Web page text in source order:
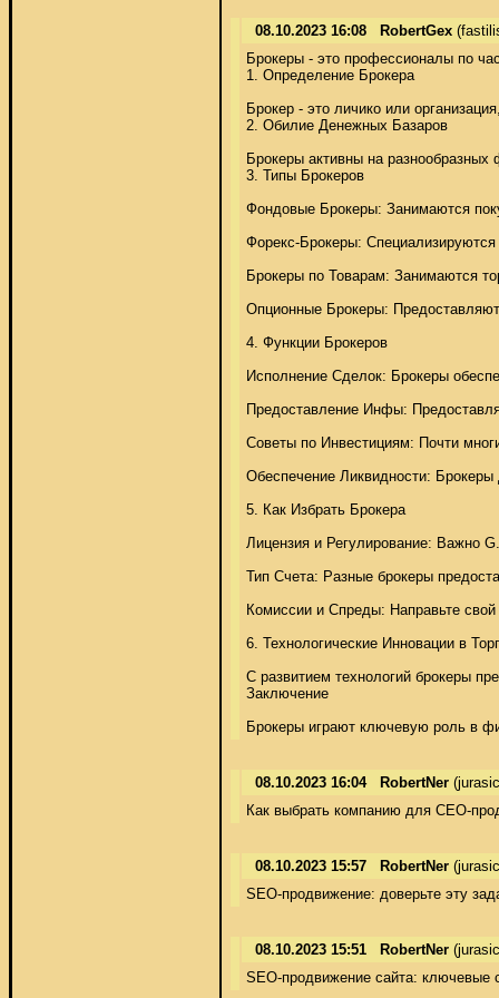
08.10.2023 16:08 RobertGex
Брокеры - это профессионалы по
1. Определение Брокера
Брокер - это личико или
2. Обилие Денежных Базаров
Брокеры активны на
3. Типы Брокеров
Фондовые Брокеры: Занимаются
Форекс-Брокеры:
Брокеры по Товарам: Занимаются
Опционные Брокеры:
4. Функции Брокеров
Исполнение Сделок: Брокеры
Предоставление Инфы:
Советы по Инвестициям: Почти
Обеспечение Ликвидности:
5. Как Избрать Брокера
Лицензия и Регулирование: Важно
Тип Счета: Разные брокеры
Комиссии и Спреды: Направьте
6. Технологические Инновации в
С развитием технологий брокеры
Заключение
Брокеры играют ключевую роль в
08.10.2023 16:04 RobertNer
Как выбрать компанию для СЕО-
08.10.2023 15:57 RobertNer
SEO-продвижение: доверьте эту
08.10.2023 15:51 RobertNer
SEO-продвижение сайта: ключевые